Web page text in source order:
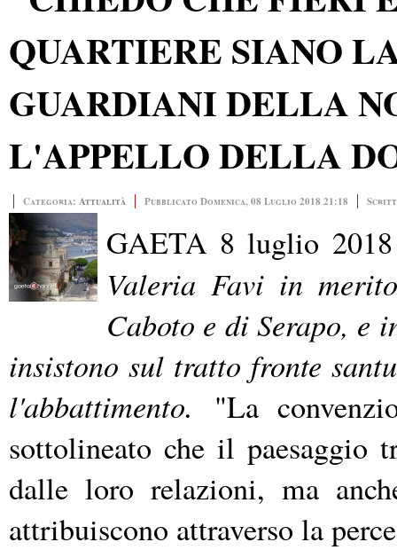
QUARTIERE SIANO
GUARDIANI DELLA
L'APPELLO DELLA
Categoria: Attualità Pubblicato Domenica, 08 Luglio 2018 21:18
GAETA 8 luglio
Valeria Favi in
Caboto e di Serapo, e
insistono sul tratto fronte
l'abbattimento. "La
sottolineato che il paesaggio
dalle loro relazioni, ma
attribuiscono attraverso la